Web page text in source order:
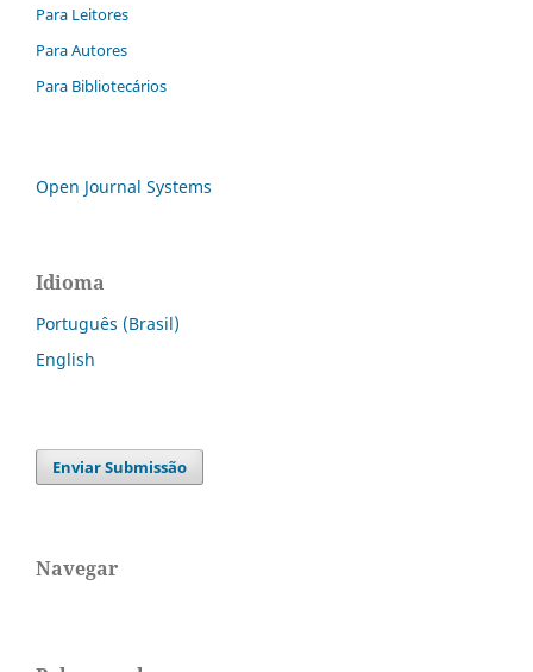
Para Leitores
Para Autores
Para Bibliotecários
Open Journal Systems
Idioma
Português (Brasil)
English
Enviar Submissão
Navegar